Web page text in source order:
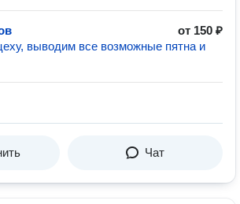
от 150 ₽
выводим все возможные пятна и
Чат